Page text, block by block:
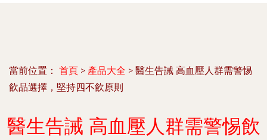
當前位置： 首頁 > 產品大全 > 醫生告誡 高血壓人群需警惕
飲品選擇，堅持四不飲原則
醫生告誡 高血壓人群需警惕飲